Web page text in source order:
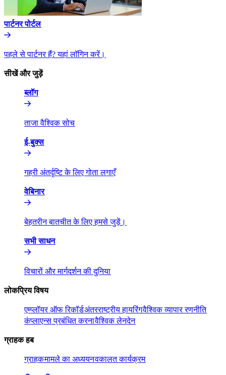
पार्टनर पोर्टल​​
पहले से पार्टनर हैं? यहां लॉगिन करें।​​
सीखें और जुड़ें​​
ब्लॉग​​
ताजा वैश्विक सोच​​
ई-बुक्स​​
गहरी अंतर्दृष्टि के लिए गोता लगाएँ​​
वेबिनार​​
बेहतरीन बातचीत के लिए हमसे जुड़ें।​​
सभी साधन​​
विचारों और मार्गदर्शन की दुनिया​​
लोकप्रिय विषय​​
एम्प्लॉयर ऑफ रिकॉर्ड​​अंतरराष्ट्रीय हायरिंग​​वैश्विक व्यापार रणनीति​​
कंप्लाएन्स प्रबंधित करना​​वैश्विक लेनदेन​​
ग्राहक हब​​
ग्राहक​​मामले का अध्ययन​​वकालत कार्यक्रम​​